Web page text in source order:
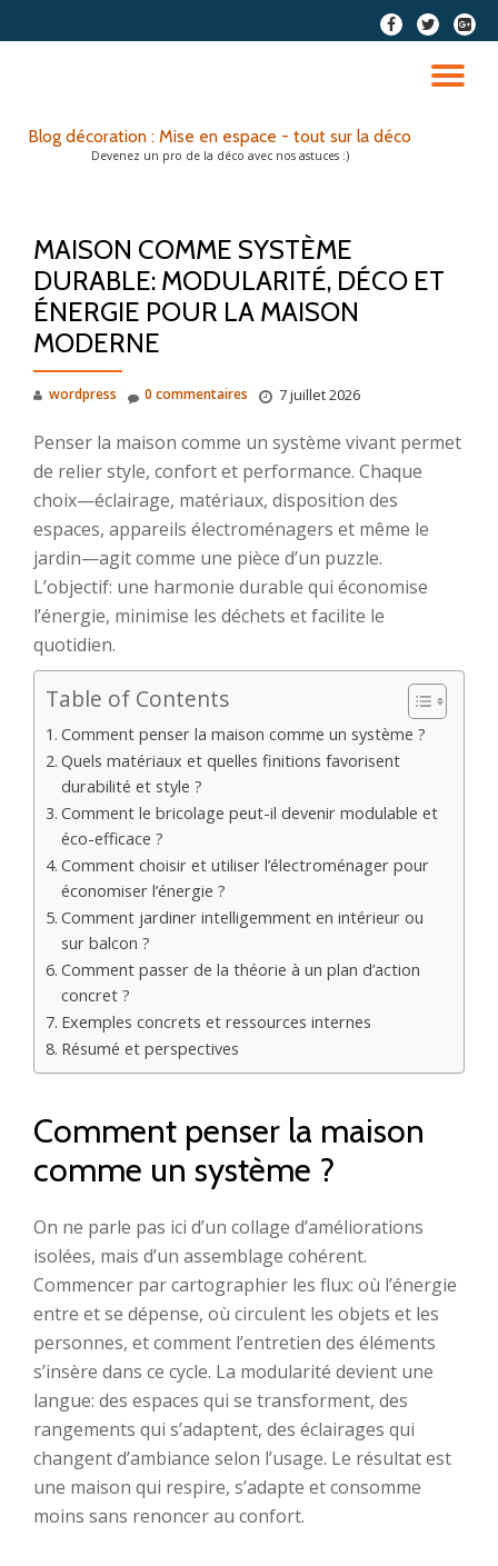
fa-
facebook
fa-
twitter
fa-
plus-
Blog décoration : Mise en espace - tout sur la déco
Devenez un pro de la déco avec nos astuces :)
MAISON COMME SYSTÈME
DURABLE: MODULARITÉ, DÉCO ET
ÉNERGIE POUR LA MAISON
MODERNE
wordpress 7 juillet 2026
0 commentaires
Penser la maison comme un système vivant permet
de relier style, confort et performance. Chaque
choix—éclairage, matériaux, disposition des
espaces, appareils électroménagers et même le
jardin—agit comme une pièce d’un puzzle.
L’objectif: une harmonie durable qui économise
l’énergie, minimise les déchets et facilite le
quotidien.
Table of Contents
Comment penser la maison comme un système ?
Quels matériaux et quelles finitions favorisent
durabilité et style ?
Comment le bricolage peut-il devenir modulable et
éco-efficace ?
Comment choisir et utiliser l’électroménager pour
économiser l’énergie ?
Comment jardiner intelligemment en intérieur ou
sur balcon ?
Comment passer de la théorie à un plan d’action
concret ?
Exemples concrets et ressources internes
Résumé et perspectives
Comment penser la maison
comme un système ?
On ne parle pas ici d’un collage d’améliorations
isolées, mais d’un assemblage cohérent.
Commencer par cartographier les flux: où l’énergie
entre et se dépense, où circulent les objets et les
personnes, et comment l’entretien des éléments
s’insère dans ce cycle. La modularité devient une
langue: des espaces qui se transforment, des
rangements qui s’adaptent, des éclairages qui
changent d’ambiance selon l’usage. Le résultat est
une maison qui respire, s’adapte et consomme
moins sans renoncer au confort.